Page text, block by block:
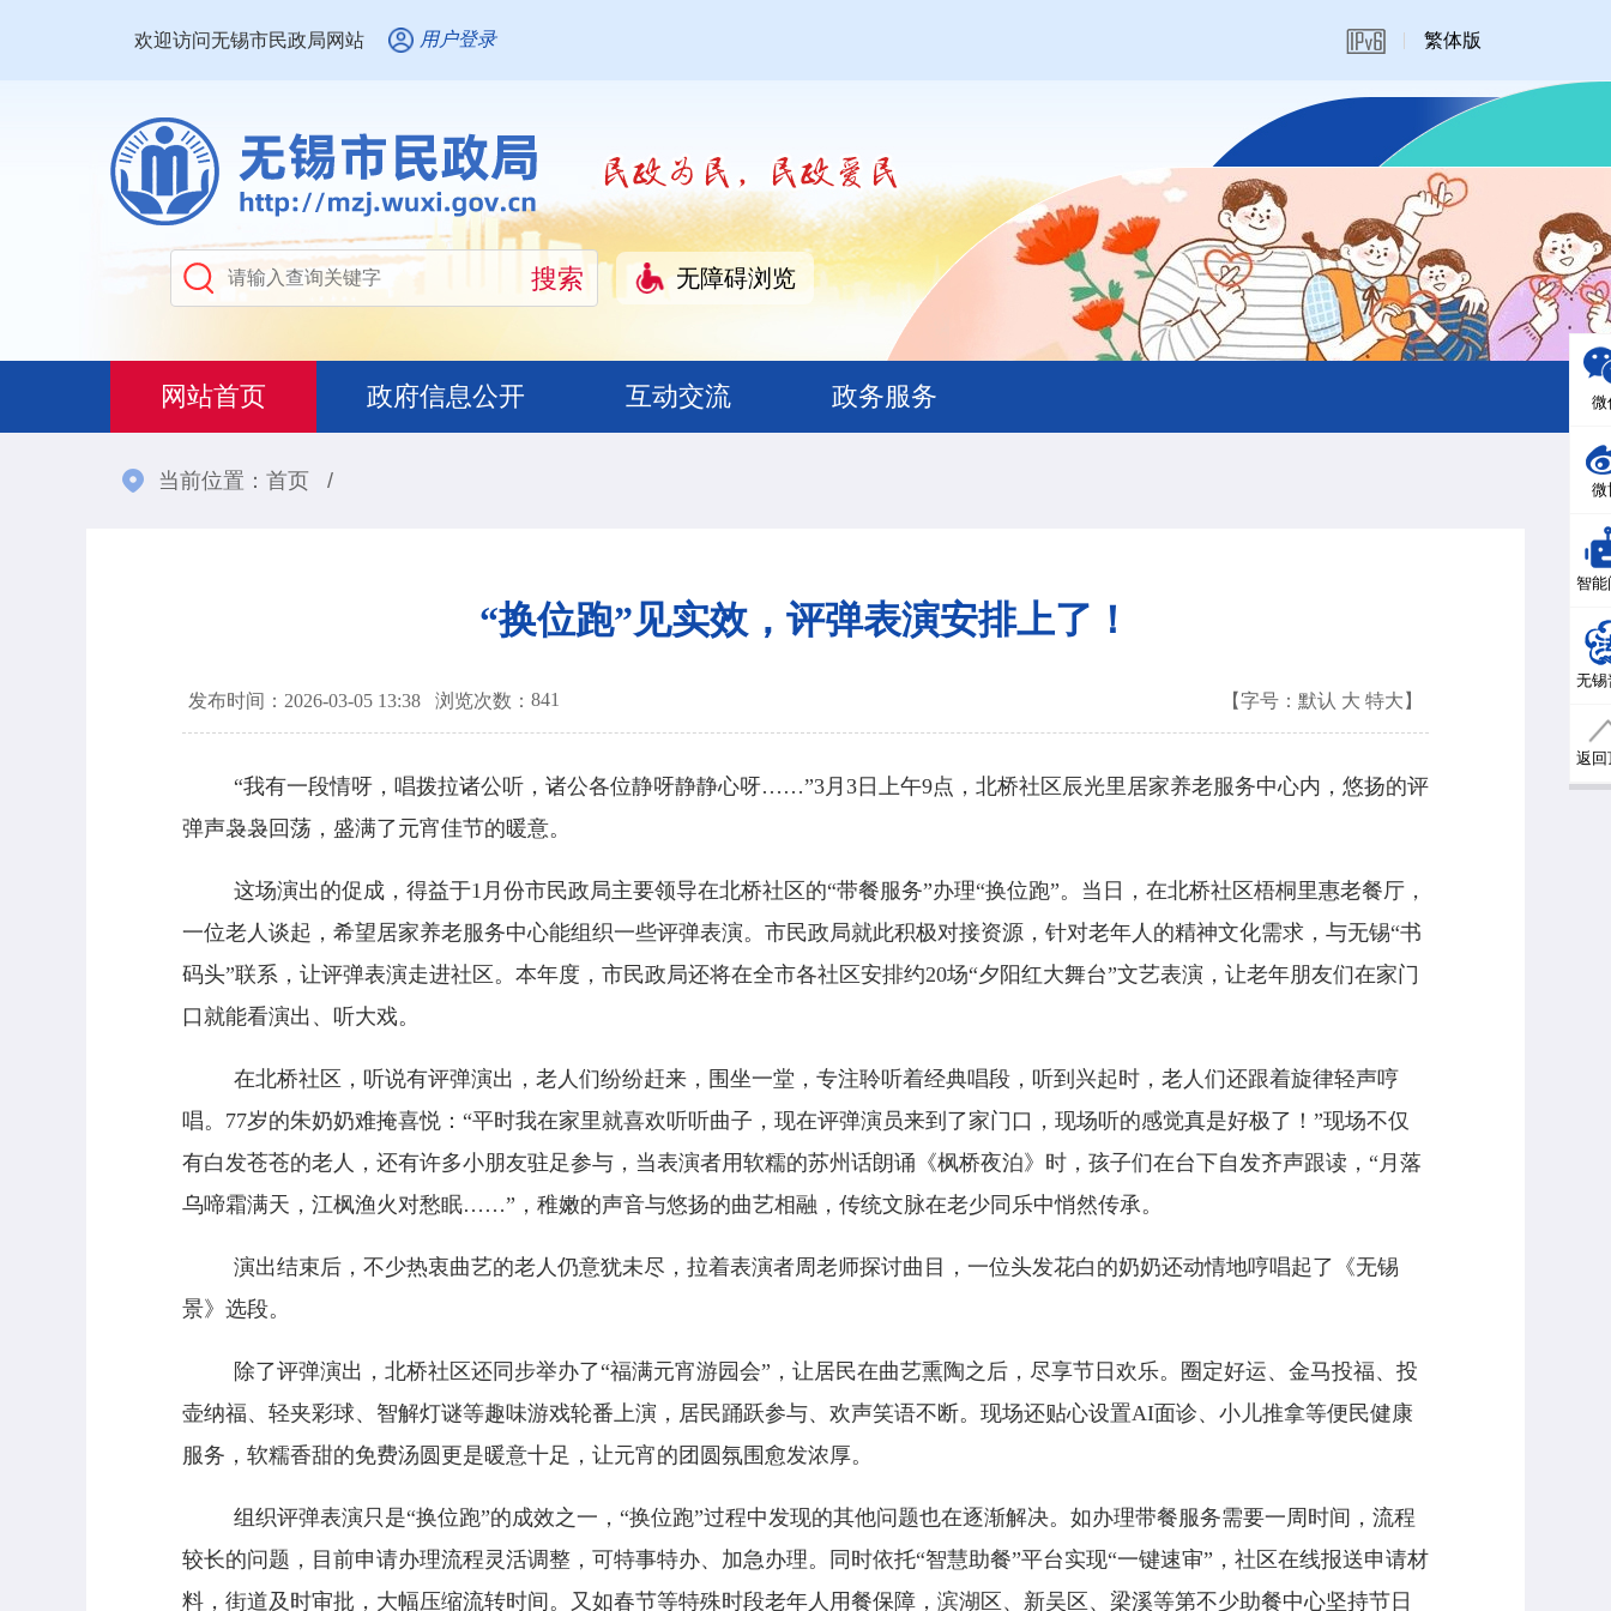
欢迎访问无锡市民政局网站 用户登录 繁体版
无障碍浏览
网站首页 政府信息公开 互动交流 政务服务
当前位置： 首页 /
“换位跑”见实效，评弹表演安排上了！
发布时间：2026-03-05 13:38 浏览次数： 841 【字号： 默认 大 特大 】
“我有一段情呀，唱拨拉诸公听，诸公各位静呀静静心呀……”3月 3日上午9点，北桥社区辰光里居家养老服务中心内，悠扬的评
弹声袅袅回荡，盛满了元宵佳节的暖意。
这场演出的促成，得益于1 月份市民政局主要领导在北桥社区的“带餐服务”办理“换位跑”。当日，在北桥社区梧桐里惠老餐厅，
一位老人谈起，希望居家养老服务中心能组织一些评弹表演。市民政局就此积极对接资源，针对老年人的精神文化需求，与无锡“书
码头”联系，让评弹表演走进社区。本年度，市民政局还将在全市各社区安排约20场“夕阳红大舞台”文艺表演，让老年朋友们在家门
口就能看演出、听大戏。
在北桥社区，听说有评弹演出，老人们纷纷赶来，围坐一堂，专注聆听着经典唱段，听到兴起时，老人们还跟着旋律轻声哼
唱。 77岁的朱奶奶难掩喜悦： “平时我在家里就喜欢听听曲子，现在评弹演员来到了家门口，现场听的感觉真是好极了！ ”现场不仅
有白发苍苍的老人，还有许多小朋友驻足参与，当表演者用软糯的苏州话朗诵《枫桥夜泊》时，孩子们在台下自发齐声跟读， “月落
乌啼霜满天，江枫渔火对愁眠……” ，稚嫩的声音与悠扬的曲艺相融，传统文脉在老少同乐中悄然传承。
演出结束后，不少热衷曲艺的老人仍意犹未尽，拉着表演者周老师探讨曲目，一位头发花白的奶奶还动情地哼唱起了《无锡
景》选段。
除了评弹演出，北桥社区还同步举办了“福满元宵游园会”，让居民在曲艺熏陶之后，尽享节日欢乐。圈定好运、金马投福、投
壶纳福、轻夹彩球、智解灯谜等趣味游戏轮番上演，居民踊跃参与、欢声笑语不断。现场还贴心设置AI面诊、小儿推拿等便民健康
服务，软糯香甜的免费汤圆更是暖意十足，让元宵的团圆氛围愈发浓厚。
组织评弹表演只是“换位跑”的成效之一，“换位跑”过程中发现的其他问题也在逐渐解决。如办理带餐服务需要一周时间，流程
较长的问题，目前申请办理流程灵活调整，可特事特办、加急办理。同时依托“智慧助餐”平台实现“一键速审”，社区在线报送申请材
料，街道及时审批，大幅压缩流转时间。又如春节等特殊时段老年人用餐保障，滨湖区、新吴区、梁溪等第不少助餐中心坚持节日
微
微
智能
无锡
返回